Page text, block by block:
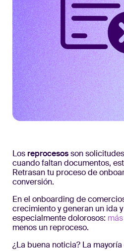
Los reprocesosson
cuando faltan documentos,
Retrasan tu proceso de
conversión.
En el onboarding de
crecimiento y generan un ida
especialmente dolorosos:
menos un reproceso.
¿La buena noticia? La